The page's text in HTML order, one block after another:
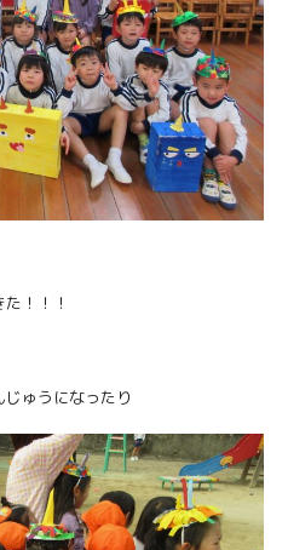
！！！
ゅうになったり